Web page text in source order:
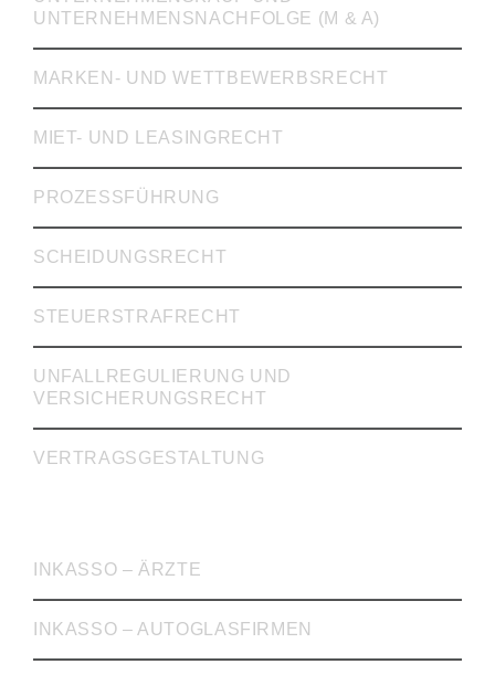
UNTERNEHMENSNACHFOLGE (M & A)
MARKEN- UND WETTBEWERBSRECHT
MIET- UND LEASINGRECHT
PROZESSFÜHRUNG
SCHEIDUNGSRECHT
STEUERSTRAFRECHT
UNFALLREGULIERUNG UND
VERSICHERUNGSRECHT
VERTRAGSGESTALTUNG
INKASSO – ÄRZTE
INKASSO – AUTOGLASFIRMEN